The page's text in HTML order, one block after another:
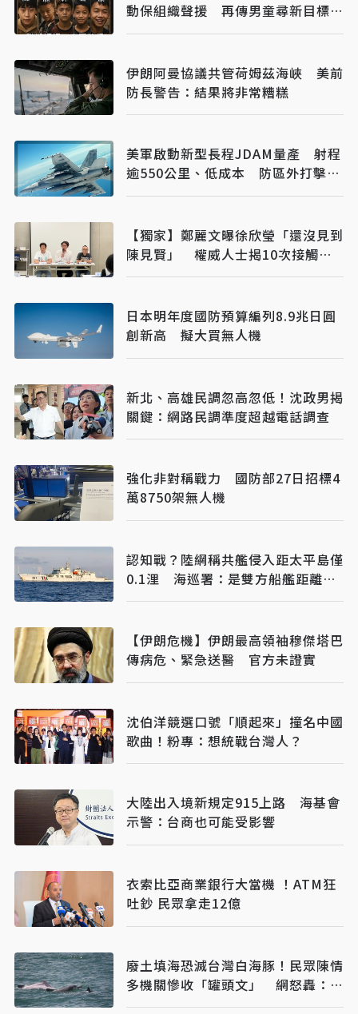
動保組織聲援 再傳男童尋新目標下
手
伊朗阿曼協議共管荷姆茲海峽 美前
防長警告：結果將非常糟糕
美軍啟動新型長程JDAM量產 射程
逾550公里、低成本 防區外打擊新
利器
【獨家】鄭麗文曝徐欣瑩「還沒見到
陳見賢」 權威人士揭10次接觸未
果：整合最後一哩路
日本明年度國防預算編列8.9兆日圓
創新高 擬大買無人機
新北、高雄民調忽高忽低！沈政男揭
關鍵：網路民調準度超越電話調查
強化非對稱戰力 國防部27日招標4
萬8750架無人機
認知戰？陸網稱共艦侵入距太平島僅
0.1浬 海巡署：是雙方船艦距離、
已強勢驅離
【伊朗危機】伊朗最高領袖穆傑塔巴
傳病危、緊急送醫 官方未證實
沈伯洋競選口號「順起來」撞名中國
歌曲！粉專：想統戰台灣人？
大陸出入境新規定915上路 海基會
示警：台商也可能受影響
衣索比亞商業銀行大當機 ！ATM狂
吐鈔 民眾拿走12億
廢土填海恐滅台灣白海豚！民眾陳情
多機關慘收「罐頭文」 網怒轟：骯
髒政府